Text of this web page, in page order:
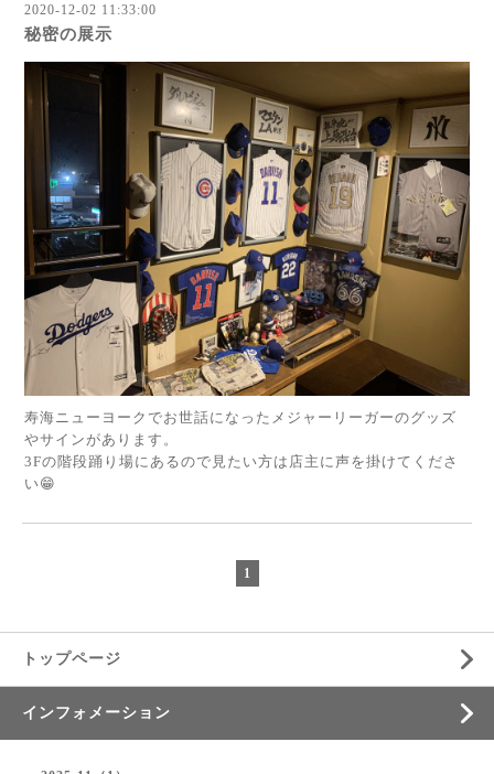
2020-12-02 11:33:00
秘密の展示
寿海ニューヨークでお世話になったメジャーリーガーのグッズ
やサインがあります。
3Fの階段踊り場にあるので見たい方は店主に声を掛けてくださ
い😁
1
トップページ
インフォメーション